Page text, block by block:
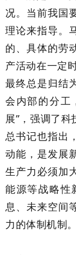
况。当前我国
理论来指导。
的、具体的劳
产活动在一定
最终总是归结
会内部的分工
展”，强调了
总书记也指出
动能，是发展
生产力必须加
能源等战略性
息、未来空间
力的体制机制。